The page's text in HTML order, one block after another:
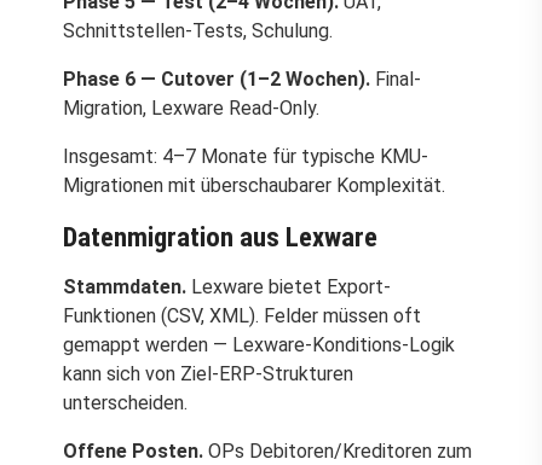
Schnittstellen-Tests, Schulung.
Phase 6 — Cutover (1–2 Wochen). Final-
Migration, Lexware Read-Only.
Insgesamt: 4–7 Monate für typische KMU-
Migrationen mit überschaubarer Komplexität.
Datenmigration aus Lexware
Stammdaten. Lexware bietet Export-
Funktionen (CSV, XML). Felder müssen oft
gemappt werden — Lexware-Konditions-Logik
kann sich von Ziel-ERP-Strukturen
unterscheiden.
Offene Posten. OPs Debitoren/Kreditoren zum